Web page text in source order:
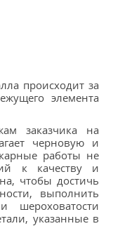
происходит за
элемента
заказчика на
черновую и
работы не
к качеству и
чтобы достичь
выполнить
шероховатости
указанные в